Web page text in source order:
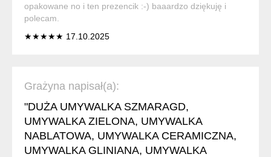
opakowane no i ten prezencik :-) baaardzo dziękuję i
polecam.
★★★★★ 17.10.2025
Grażyna napisał(a):
"DUŻA UMYWALKA SZMARAGD,
UMYWALKA ZIELONA, UMYWALKA
NABLATOWA, UMYWALKA CERAMICZNA,
UMYWALKA GLINIANA, UMYWALKA